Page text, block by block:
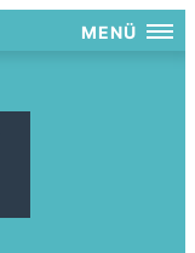
MENÜ